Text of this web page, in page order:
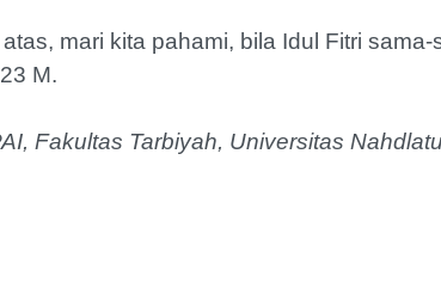
mari kita pahami, bila Idul Fitri sama-
M.
Fakultas Tarbiyah, Universitas